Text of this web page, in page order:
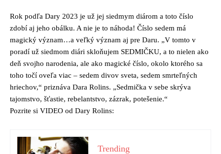
Rok podľa Dary 2023 je už jej siedmym diárom a toto číslo
zdobí aj jeho obálku. A nie je to náhoda! Číslo sedem má
magický význam…a veľký význam aj pre Daru. „V tomto v
poradí už siedmom diári skloňujem SEDMIČKU, a to nielen ako
deň svojho narodenia, ale ako magické číslo, okolo ktorého sa
toho točí oveľa viac – sedem divov sveta, sedem smrteľných
hriechov,“ priznáva Dara Rolins. „Sedmička v sebe skrýva
tajomstvo, šťastie, rebelantstvo, zázrak, potešenie.“
Pozrite si VIDEO od Dary Rolins:
Trending